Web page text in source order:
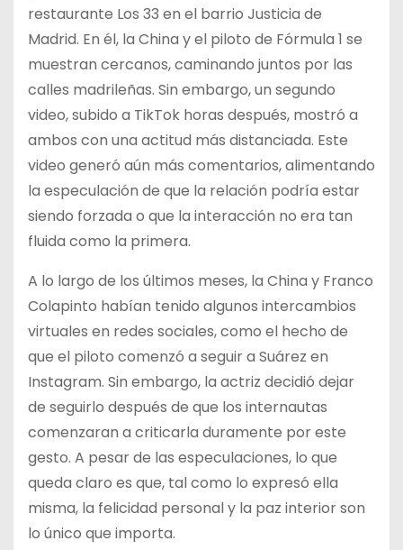
restaurante Los 33 en el barrio Justicia de
Madrid. En él, la China y el piloto de Fórmula 1 se
muestran cercanos, caminando juntos por las
calles madrileñas. Sin embargo, un segundo
video, subido a TikTok horas después, mostró a
ambos con una actitud más distanciada. Este
video generó aún más comentarios, alimentando
la especulación de que la relación podría estar
siendo forzada o que la interacción no era tan
fluida como la primera.
A lo largo de los últimos meses, la China y Franco
Colapinto habían tenido algunos intercambios
virtuales en redes sociales, como el hecho de
que el piloto comenzó a seguir a Suárez en
Instagram. Sin embargo, la actriz decidió dejar
de seguirlo después de que los internautas
comenzaran a criticarla duramente por este
gesto. A pesar de las especulaciones, lo que
queda claro es que, tal como lo expresó ella
misma, la felicidad personal y la paz interior son
lo único que importa.